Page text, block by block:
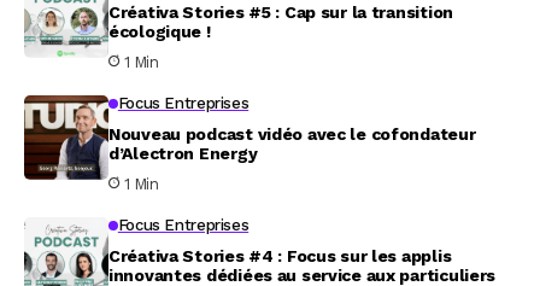
Créativa Stories #5 : Cap sur la transition
écologique !
1 Min
Focus Entreprises
Nouveau podcast vidéo avec le cofondateur
d’Alectron Energy
1 Min
Focus Entreprises
Créativa Stories #4 : Focus sur les applis
innovantes dédiées au service aux particuliers